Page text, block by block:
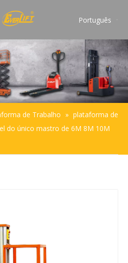
Português
Français
Pусский
Español
de Trabalho » plataforma de
do único mastro de 6M 8M 10M